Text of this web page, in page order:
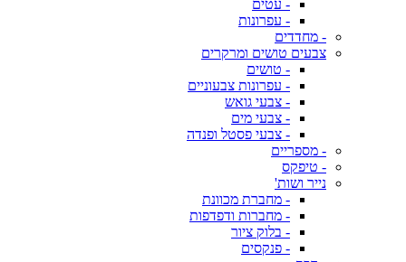
- עטים
- עפרונות
- מחדדים
צבעים טושים ומרקרים
- טושים
- עפרונות צבעוניים
- צבעי גואש
- צבעי מים
- צבעי פסטל ופנדה
- מספריים
- טיפקס
נייר ושות'
- מחברת מכוונת
- מחברות ודפדפות
- בלוק ציור
- פנקסים